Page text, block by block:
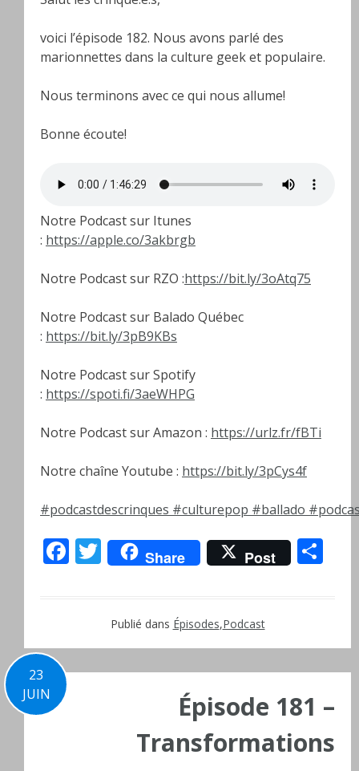
voici l’épisode 182. Nous avons parlé des
marionnettes dans la culture geek et populaire.
Nous terminons avec ce qui nous allume!
Bonne écoute!
Notre Podcast sur Itunes
: https://apple.co/3akbrgb
Notre Podcast sur RZO :https://bit.ly/3oAtq75
Notre Podcast sur Balado Québec
: https://bit.ly/3pB9KBs
Notre Podcast sur Spotify
: https://spoti.fi/3aeWHPG
Notre Podcast sur Amazon : https://urlz.fr/fBTi
Notre chaîne Youtube : https://bit.ly/3pCys4f
#podcastdescrinques #culturepop #ballado
Facebook
Twitter
Share Post
Publié dans Épisodes,Podcast
23
JUIN
Épisode 181 –
Transformations